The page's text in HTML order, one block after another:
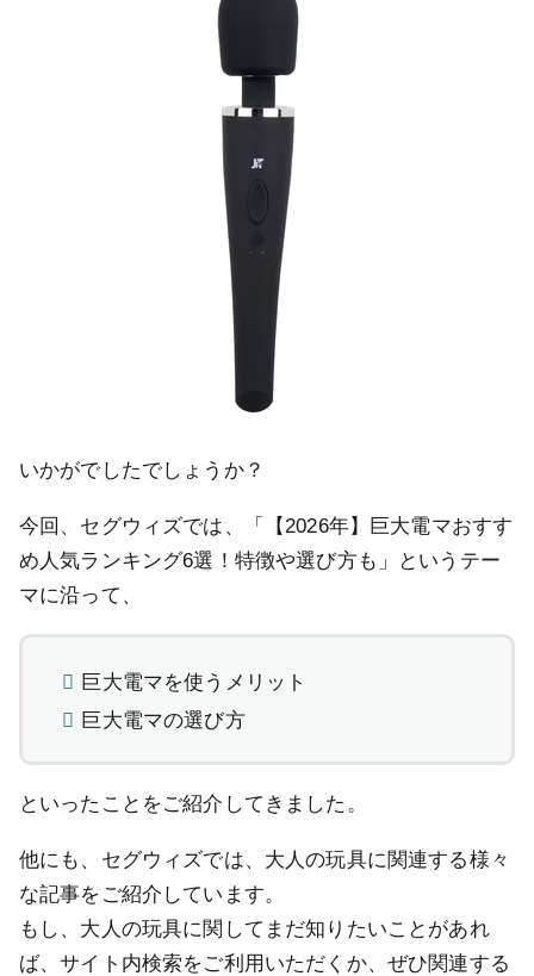
いかがでしたでしょうか？
今回、セグウィズでは、「【2026年】巨大電マおすす
め人気ランキング6選！特徴や選び方も」というテー
マに沿って、
巨大電マを使うメリット
巨大電マの選び方
といったことをご紹介してきました。
他にも、セグウィズでは、大人の玩具に関連する様々
な記事をご紹介しています。
もし、大人の玩具に関してまだ知りたいことがあれ
ば、サイト内検索をご利用いただくか、ぜひ関連する